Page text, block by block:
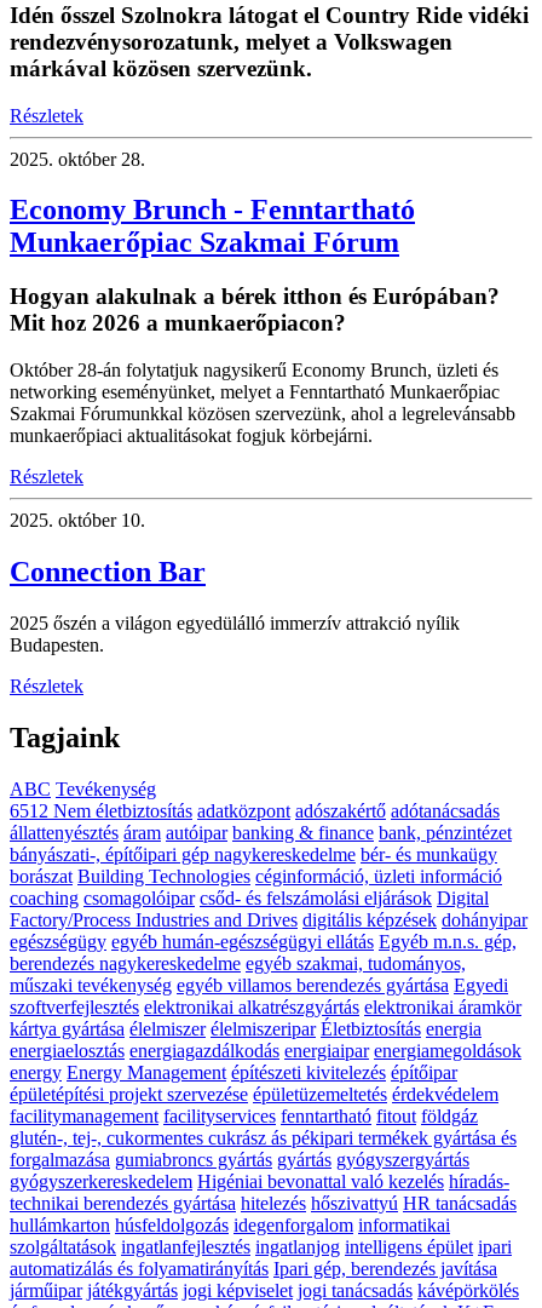
Idén ősszel Szolnokra látogat el Country Ride vidéki
rendezvénysorozatunk, melyet a Volkswagen
márkával közösen szervezünk.
Részletek
2025. október 28.
Economy Brunch - Fenntartható
Munkaerőpiac Szakmai Fórum
Hogyan alakulnak a bérek itthon és Európában?
Mit hoz 2026 a munkaerőpiacon?
Október 28-án folytatjuk nagysikerű Economy Brunch, üzleti és
networking eseményünket, melyet a Fenntartható Munkaerőpiac
Szakmai Fórumunkkal közösen szervezünk, ahol a legrelevánsabb
munkaerőpiaci aktualitásokat fogjuk körbejárni.
Részletek
2025. október 10.
Connection Bar
2025 őszén a világon egyedülálló immerzív attrakció nyílik
Budapesten.
Részletek
Tagjaink
ABC Tevékenység
6512 Nem életbiztosítás adatközpont adószakértő adótanácsadás
állattenyésztés áram autóipar banking & finance bank, pénzintézet
bányászati-, építőipari gép nagykereskedelme bér- és munkaügy
borászat Building Technologies céginformáció, üzleti információ
coaching csomagolóipar csőd- és felszámolási eljárások Digital
Factory/Process Industries and Drives digitális képzések dohányipar
egészségügy egyéb humán-egészségügyi ellátás Egyéb m.n.s. gép,
berendezés nagykereskedelme egyéb szakmai, tudományos,
műszaki tevékenység egyéb villamos berendezés gyártása Egyedi
szoftverfejlesztés elektronikai alkatrészgyártás elektronikai áramkör
kártya gyártása élelmiszer élelmiszeripar Életbiztosítás energia
energiaelosztás energiagazdálkodás energiaipar energiamegoldások
energy Energy Management építészeti kivitelezés építőipar
épületépítési projekt szervezése épületüzemeltetés érdekvédelem
facilitymanagement facilityservices fenntartható fitout földgáz
glutén-, tej-, cukormentes cukrász ás pékipari termékek gyártása és
forgalmazása gumiabroncs gyártás gyártás gyógyszergyártás
gyógyszerkereskedelem Higéniai bevonattal való kezelés híradás-
technikai berendezés gyártása hitelezés hőszivattyú HR tanácsadás
hullámkarton húsfeldolgozás idegenforgalom informatikai
szolgáltatások ingatlanfejlesztés ingatlanjog intelligens épület ipari
automatizálás és folyamatirányítás Ipari gép, berendezés javítása
járműipar játékgyártás jogi képviselet jogi tanácsadás kávépörkölés